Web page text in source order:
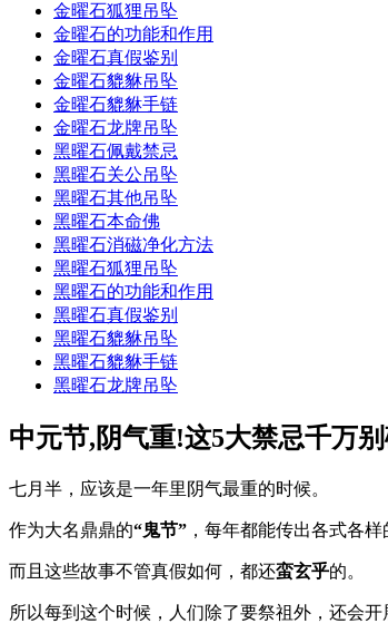
金曜石狐狸吊坠
金曜石的功能和作用
金曜石真假鉴别
金曜石貔貅吊坠
金曜石貔貅手链
金曜石龙牌吊坠
黑曜石佩戴禁忌
黑曜石关公吊坠
黑曜石其他吊坠
黑曜石本命佛
黑曜石消磁净化方法
黑曜石狐狸吊坠
黑曜石的功能和作用
黑曜石真假鉴别
黑曜石貔貅吊坠
黑曜石貔貅手链
黑曜石龙牌吊坠
中元节,阴气重!这5大禁忌千万
七月半，应该是一年里阴气最重的时候。
作为大名鼎鼎的“鬼节” ，每年都能传出各式各
而且这些故事不管真假如何，都还蛮玄乎的。
所以每到这个时候，人们除了要祭祖外，还会